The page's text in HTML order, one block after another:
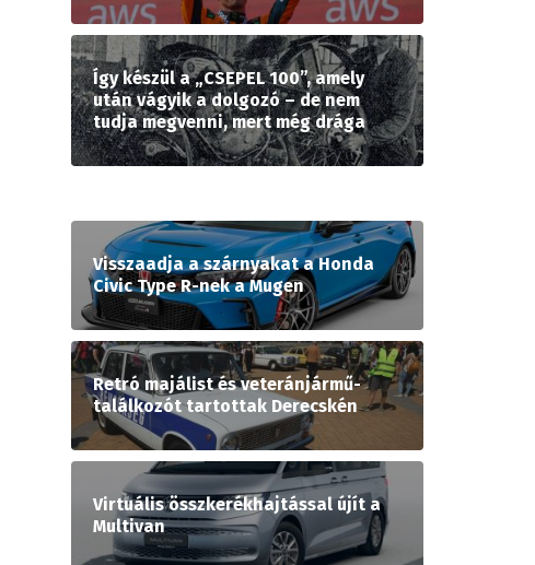
Így készül a „CSEPEL 100”, amely
után vágyik a dolgozó – de nem
tudja megvenni, mert még drága
Visszaadja a szárnyakat a Honda
Civic Type R-nek a Mugen
Retró majálist és veteránjármű-
találkozót tartottak Derecskén
Virtuális összkerékhajtással újít a
Multivan